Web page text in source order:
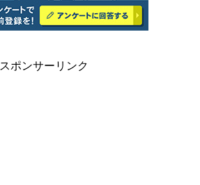
スポンサーリンク